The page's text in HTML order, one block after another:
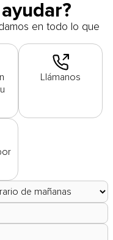
en todo lo que
Llámanos